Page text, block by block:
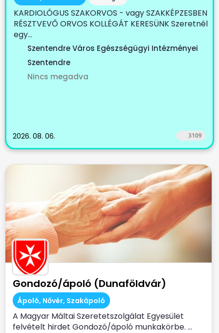
KARDIOLÓGUS SZAKORVOS - vagy SZAKKÉPZESBEN
RÉSZTVEVŐ ORVOS KOLLÉGÁT KERESÜNK Szeretnél
egy...
Szentendre Város Egészségügyi Intézményei
Szentendre
Nincs megadva
2026. 08. 06. 3109
Gondozó/ápoló (Dunaföldvár)
Ápoló, Nővér, Szakápoló
A Magyar Máltai Szeretetszolgálat Egyesület
felvételt hirdet Gondozó/ápoló munkakörbe. ...